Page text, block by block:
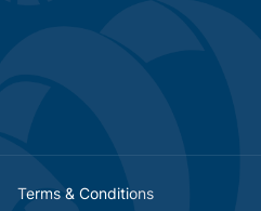
Terms & Conditions